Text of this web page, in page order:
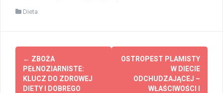
Dieta
Post
navigation
← ZBOŻA
PEŁNOZIARNISTE:
KLUCZ DO ZDROWEJ
DIETY I DOBREGO
OSTROPEST PLAMISTY
W DIECIE
ODCHUDZAJĄCEJ –
WŁAŚCIWOŚCI I